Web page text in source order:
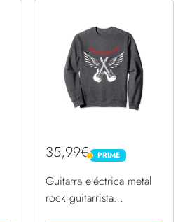
35,99€ PRIME
PRIME
Guitarra eléctrica metal
rock guitarrista